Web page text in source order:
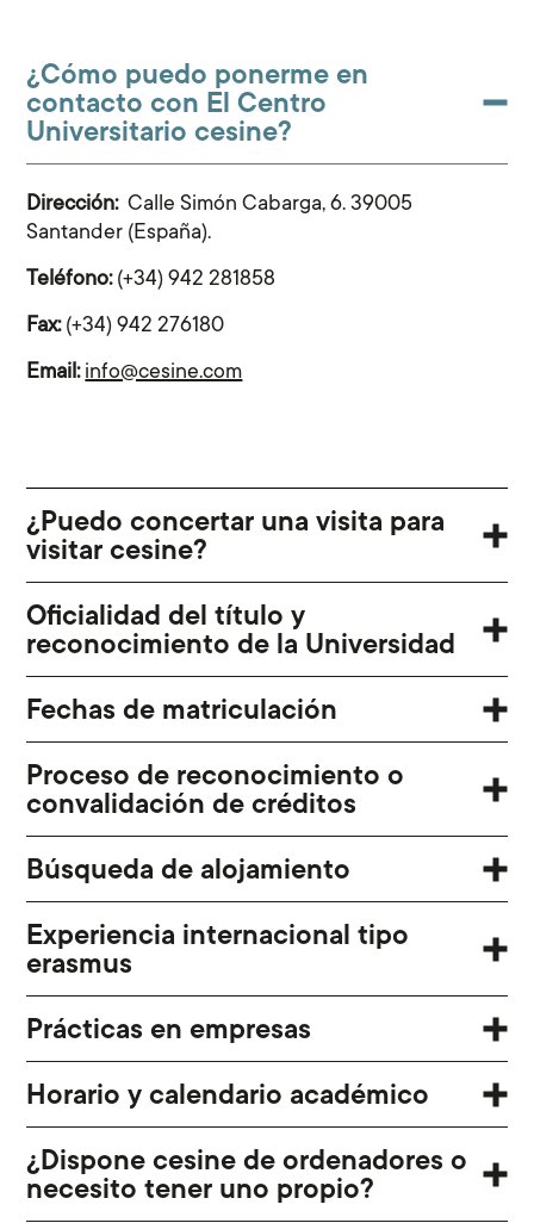
¿Cómo puedo ponerme en
contacto con El Centro
Universitario cesine?
Dirección:Calle Simón Cabarga, 6. 39005
Santander (España).
Teléfono:(+34) 942 281858
Fax:(+34) 942 276180
Email: info@cesine.com
¿Puedo concertar una visita para
visitar cesine?
Oficialidad del título y
reconocimiento de la Universidad
Fechas de matriculación
Proceso de reconocimiento o
convalidación de créditos
Búsqueda de alojamiento
Experiencia internacional tipo
erasmus
Prácticas en empresas
Horario y calendario académico
¿Dispone cesine de ordenadores o
necesito tener uno propio?